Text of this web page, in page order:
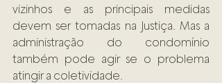
vizinhos e as principais medidas
devem ser tomadas na Justiça. Mas a
administração do condomínio
também pode agir se o problema
atingir a coletividade.